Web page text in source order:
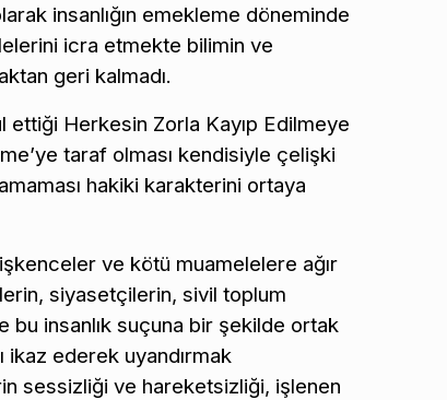
insanlığın emekleme döneminde
icra etmekte bilimin ve
geri kalmadı.
ettiği Herkesin Zorla Kayıp Edilmeye
taraf olması kendisiyle çelişki
hakiki karakterini ortaya
ve kötü muamelelere ağır
siyasetçilerin, sivil toplum
bu insanlık suçuna bir şekilde ortak
ikaz ederek uyandırmak
sessizliği ve hareketsizliği, işlenen